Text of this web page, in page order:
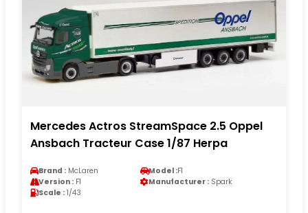
Mercedes Actros StreamSpace 2.5 Oppel
Ansbach Tracteur Case 1/87 Herpa
Brand : McLaren Model :F1
Version : F1 Manufacturer : Spark
Scale : 1/43